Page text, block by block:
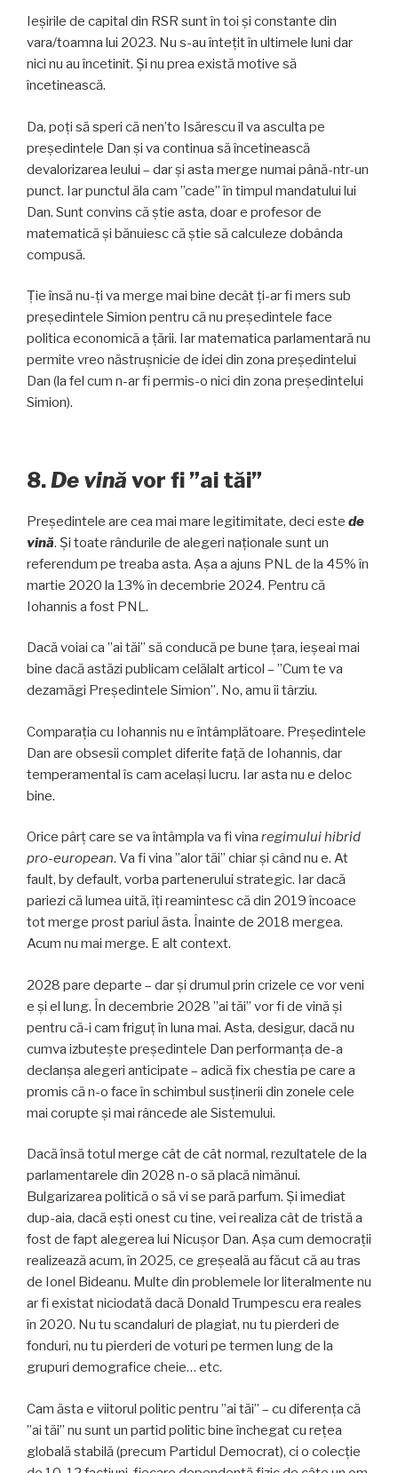
Ieșirile de capital din RSR sunt în toi și constante din
vara/toamna lui 2023. Nu s-au întețit în ultimele luni dar
nici nu au încetinit. Și nu prea există motive să
încetinească.
Da, poți să speri că nen’to Isărescu îl va asculta pe
președintele Dan și va continua să încetinească
devalorizarea leului – dar și asta merge numai până-ntr-un
punct. Iar punctul ăla cam ”cade” în timpul mandatului lui
Dan. Sunt convins că știe asta, doar e profesor de
matematică și bănuiesc că știe să calculeze dobânda
compusă.
Ție însă nu-ți va merge mai bine decât ți-ar fi mers sub
președintele Simion pentru că nu președintele face
politica economică a țării. Iar matematica parlamentară nu
permite vreo năstrușnicie de idei din zona președintelui
Dan (la fel cum n-ar fi permis-o nici din zona președintelui
Simion).
8.De vină vor fi ”ai tăi”
Președintele are cea mai mare legitimitate, deci este de
vină. Și toate rândurile de alegeri naționale sunt un
referendum pe treaba asta. Așa a ajuns PNL de la 45% în
martie 2020 la 13% în decembrie 2024. Pentru că
Iohannis a fost PNL.
Dacă voiai ca ”ai tăi” să conducă pe bune țara, ieșeai mai
bine dacă astăzi publicam celălalt articol – ”Cum te va
dezamăgi Președintele Simion”. No, amu îi târziu.
Comparația cu Iohannis nu e întâmplătoare. Președintele
Dan are obsesii complet diferite față de Iohannis, dar
temperamental îs cam același lucru. Iar asta nu e deloc
bine.
Orice pârț care se va întâmpla va fi vina regimului hibrid
pro-european. Va fi vina ”alor tăi” chiar și când nu e. At
fault, by default, vorba partenerului strategic. Iar dacă
pariezi că lumea uită, îți reamintesc că din 2019 încoace
tot merge prost pariul ăsta. Înainte de 2018 mergea.
Acum nu mai merge. E alt context.
2028 pare departe – dar și drumul prin crizele ce vor veni
e și el lung. În decembrie 2028 ”ai tăi” vor fi de vină și
pentru că-i cam friguț în luna mai. Asta, desigur, dacă nu
cumva izbutește președintele Dan performanța de-a
declanșa alegeri anticipate – adică fix chestia pe care a
promis că n-o face în schimbul susținerii din zonele cele
mai corupte și mai râncede ale Sistemului.
Dacă însă totul merge cât de cât normal, rezultatele de la
parlamentarele din 2028 n-o să placă nimănui.
Bulgarizarea politică o să vi se pară parfum. Și imediat
dup-aia, dacă ești onest cu tine, vei realiza cât de tristă a
fost de fapt alegerea lui Nicușor Dan. Așa cum democrații
realizează acum, în 2025, ce greșeală au făcut că au tras
de Ionel Bideanu. Multe din problemele lor literalmente nu
ar fi existat niciodată dacă Donald Trumpescu era reales
în 2020. Nu tu scandaluri de plagiat, nu tu pierderi de
fonduri, nu tu pierderi de voturi pe termen lung de la
grupuri demografice cheie… etc.
Cam ăsta e viitorul politic pentru ”ai tăi” – cu diferența că
”ai tăi” nu sunt un partid politic bine închegat cu rețea
globală stabilă (precum Partidul Democrat), ci o colecție